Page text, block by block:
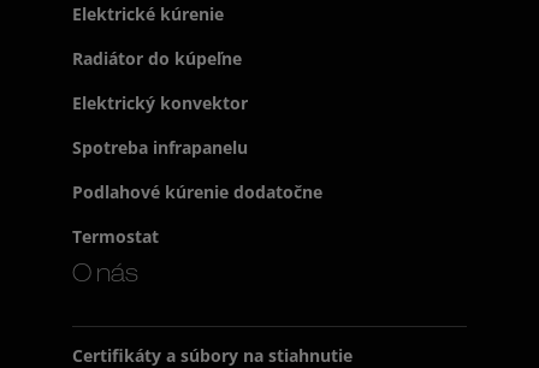
Elektrické kúrenie
Radiátor do kúpeľne
Elektrický konvektor
Spotreba infrapanelu
Podlahové kúrenie dodatočne
Termostat
O nás
Certifikáty a súbory na stiahnutie